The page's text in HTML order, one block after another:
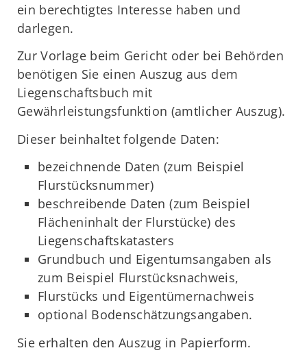
ein berechtigtes Interesse haben und
darlegen.
Zur Vorlage beim Gericht oder bei Behörden
benötigen Sie einen Auszug aus dem
Liegenschaftsbuch mit
Gewährleistungsfunktion (amtlicher Auszug).
Dieser beinhaltet folgende Daten:
bezeichnende Daten (zum Beispiel
Flurstücksnummer)
beschreibende Daten (zum Beispiel
Flächeninhalt der Flurstücke) des
Liegenschaftskatasters
Grundbuch und Eigentumsangaben als
zum Beispiel Flurstücksnachweis,
Flurstücks und Eigentümernachweis
optional Bodenschätzungsangaben.
Sie erhalten den Auszug in Papierform.